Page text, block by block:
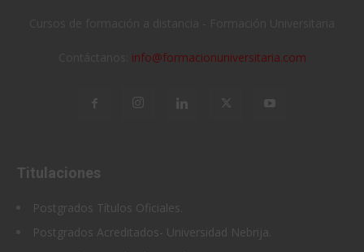
info@formacionuniversitaria.com
Titulaciones
Postgrados Títulos Oficiales.
Postgrados Acreditados- Universidad Nebrija.